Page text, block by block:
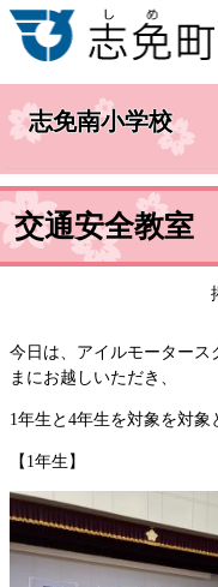
志免南小学校
交通安全教室
今日は、アイルモータース
まにお越しいただき、
1年生と4年生を対象を対象
【1年生】